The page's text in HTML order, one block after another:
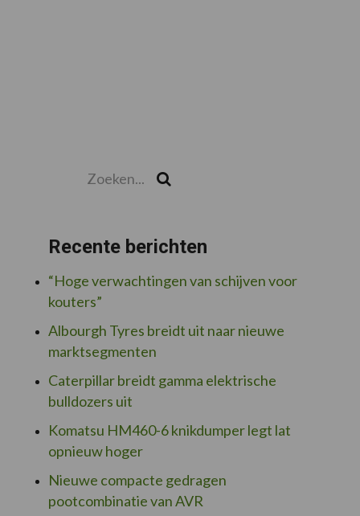
Recente berichten
“Hoge verwachtingen van schijven voor
kouters”
Albourgh Tyres breidt uit naar nieuwe
marktsegmenten
Caterpillar breidt gamma elektrische
bulldozers uit
Komatsu HM460-6 knikdumper legt lat
opnieuw hoger
Nieuwe compacte gedragen
pootcombinatie van AVR